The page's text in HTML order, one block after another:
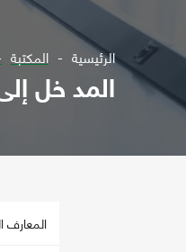
الرئيسية المكتبة
المد خل إلى
المعارف